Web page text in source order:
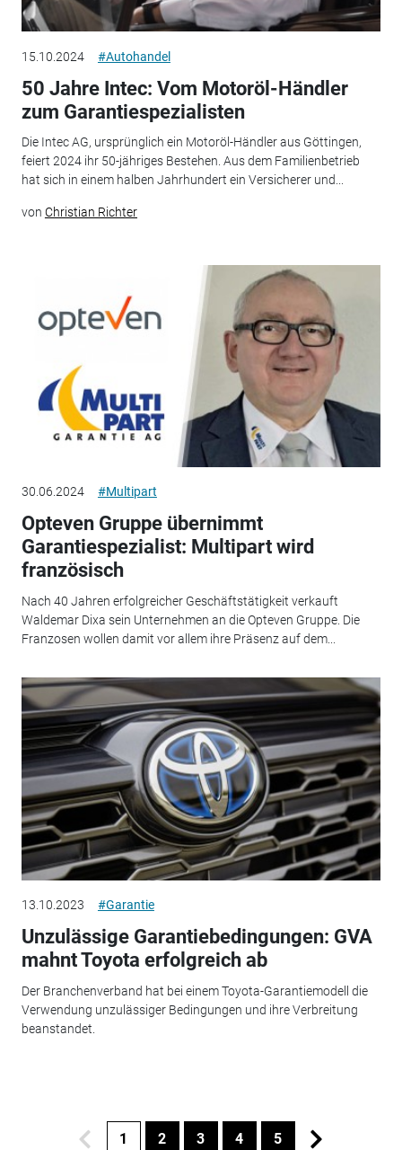
15.10.2024 #Autohandel
50 Jahre Intec: Vom Motoröl-Händler
zum Garantiespezialisten
Die Intec AG, ursprünglich ein Motoröl-Händler aus Göttingen,
feiert 2024 ihr 50-jähriges Bestehen. Aus dem Familienbetrieb
hat sich in einem halben Jahrhundert ein Versicherer und...
von Christian Richter
30.06.2024 #Multipart
Opteven Gruppe übernimmt
Garantiespezialist: Multipart wird
französisch
Nach 40 Jahren erfolgreicher Geschäftstätigkeit verkauft
Waldemar Dixa sein Unternehmen an die Opteven Gruppe. Die
Franzosen wollen damit vor allem ihre Präsenz auf dem...
13.10.2023 #Garantie
Unzulässige Garantiebedingungen: GVA
mahnt Toyota erfolgreich ab
Der Branchenverband hat bei einem Toyota-Garantiemodell die
Verwendung unzulässiger Bedingungen und ihre Verbreitung
beanstandet.
1 2 3 4 5